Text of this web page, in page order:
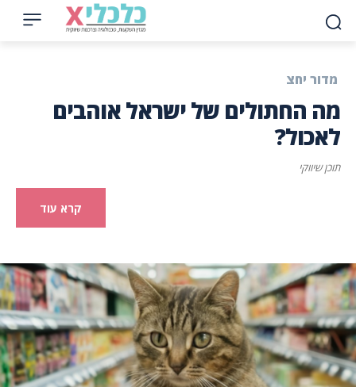
מדור יחצ
מה החתולים של ישראל אוהבים
לאכול?
תוכן שיווקי
קרא עוד